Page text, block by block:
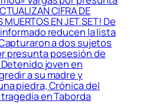
CIFRA DE
MUERTOS EN JET SET! De
reducen la lista
a dos sujetos
presunta posesión de
joven en
a su madre y
piedra, Crónica del
en Taborda